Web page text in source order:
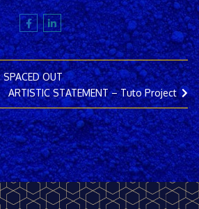
OUT
ARTISTIC STATEMENT – Tuto Project